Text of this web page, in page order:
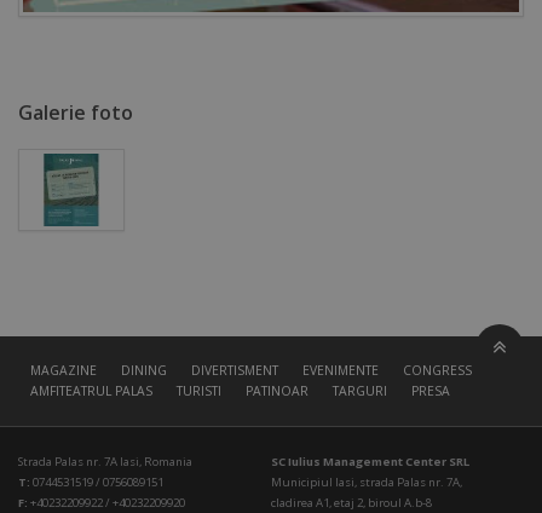
Galerie foto
MAGAZINE DINING DIVERTISMENT EVENIMENTE
CONGRESS HALL
AMFITEATRUL PALAS
TURISTI PATINOAR TARGURI PRESA
Strada Palas nr. 7A Iasi, Romania
T: 0744531519 / 0756089151
F: +40232209922 / +40232209920
SC Iulius Management Center SRL
Municipiul Iasi, strada Palas nr. 7A,
cladirea A1, etaj 2, biroul A.b-8